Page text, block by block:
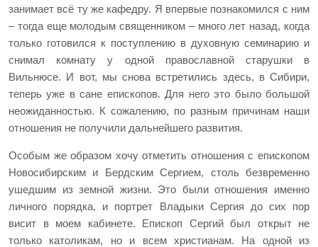
занимает всё ту же кафедру. Я впервые познакомился с ним
– тогда еще молодым священником – много лет назад, когда
только готовился к поступлению в духовную семинарию и
снимал комнату у одной православной старушки в
Вильнюсе. И вот, мы снова встретились здесь, в Сибири,
теперь уже в сане епископов. Для него это было большой
неожиданностью. К сожалению, по разным причинам наши
отношения не получили дальнейшего развития.
Особым же образом хочу отметить отношения с епископом
Новосибирским и Бердским Сергием, столь безвременно
ушедшим из земной жизни. Это были отношения именно
личного порядка, и портрет Владыки Сергия до сих пор
висит в моем кабинете. Епископ Сергий был открыт не
только католикам, но и всем христианам. На одной из